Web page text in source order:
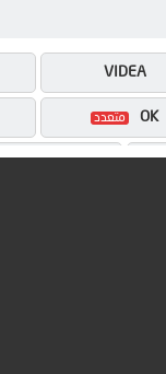
OK
VIDEA
MEGA